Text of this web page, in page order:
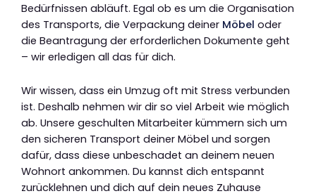
Bedürfnissen abläuft. Egal ob es um die Organisation
des Transports, die Verpackung deiner Möbel oder
die Beantragung der erforderlichen Dokumente geht
– wir erledigen all das für dich.
Wir wissen, dass ein Umzug oft mit Stress verbunden
ist. Deshalb nehmen wir dir so viel Arbeit wie möglich
ab. Unsere geschulten Mitarbeiter kümmern sich um
den sicheren Transport deiner Möbel und sorgen
dafür, dass diese unbeschadet an deinem neuen
Wohnort ankommen. Du kannst dich entspannt
zurücklehnen und dich auf dein neues Zuhause